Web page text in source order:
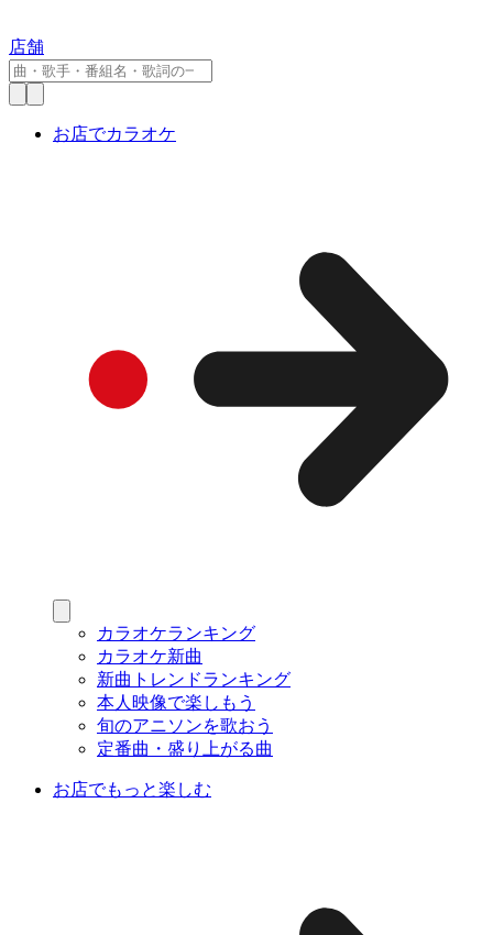
店舗
お店でカラオケ
カラオケランキング
カラオケ新曲
新曲トレンドランキング
本人映像で楽しもう
旬のアニソンを歌おう
定番曲・盛り上がる曲
お店でもっと楽しむ